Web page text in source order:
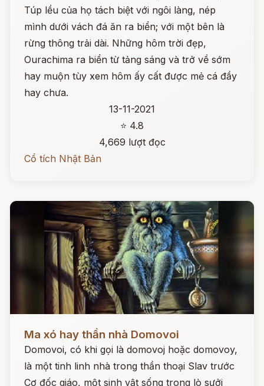
Túp lều của họ tách biệt với ngôi làng, nép
mình dưới vách đá ăn ra biển; với một bên là
rừng thông trải dài. Những hôm trời đẹp,
Ourachima ra biển từ tảng sáng và trở về sớm
hay muộn tùy xem hôm ấy cất được mẻ cá đầy
hay chưa.
13-11-2021
⭐ 4.8
4,669 lượt đọc
Cổ tích Nhật Bản
Ma xó hay thần nhà Domovoi
Domovoi, có khi gọi là domovoj hoặc domovoy,
là một tinh linh nhà trong thần thoại Slav trước
Cơ đốc giáo, một sinh vật sống trong lò sưởi